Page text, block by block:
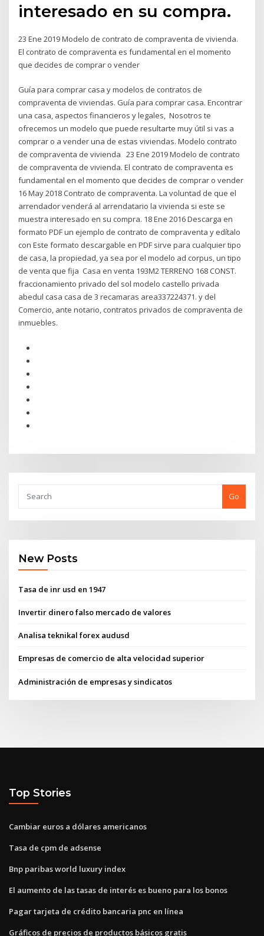
interesado en su compra.
23 Ene 2019 Modelo de contrato de compraventa de vivienda.
El contrato de compraventa es fundamental en el momento
que decides de comprar o vender
Guía para comprar casa y modelos de contratos de
compraventa de viviendas. Guía para comprar casa. Encontrar
una casa, aspectos financieros y legales, Nosotros te
ofrecemos un modelo que puede resultarte muy útil si vas a
comprar o a vender una de estas viviendas. Modelo contrato
de compraventa de vivienda 23 Ene 2019 Modelo de contrato
de compraventa de vivienda. El contrato de compraventa es
fundamental en el momento que decides de comprar o vender
16 May 2018 Contrato de compraventa. La voluntad de que el
arrendador venderá al arrendatario la vivienda si este se
muestra interesado en su compra. 18 Ene 2016 Descarga en
formato PDF un ejemplo de contrato de compraventa y edítalo
con Este formato descargable en PDF sirve para cualquier tipo
de casa, la propiedad, ya sea por el modelo ad corpus, un tipo
de venta que fija Casa en venta 193M2 TERRENO 168 CONST.
fraccionamiento privado del sol modelo castello privada
abedul casa casa de 3 recamaras area337224371. y del
Comercio, ante notario, contratos privados de compraventa de
inmuebles.
Go
New Posts
Tasa de inr usd en 1947
Invertir dinero falso mercado de valores
Analisa teknikal forex audusd
Empresas de comercio de alta velocidad superior
Administración de empresas y sindicatos
Top Stories
Cambiar euros a dólares americanos
Tasa de cpm de adsense
Bnp paribas world luxury index
El aumento de las tasas de interés es bueno para los bonos
Pagar tarjeta de crédito bancaria pnc en línea
Gráficos de precios de productos básicos gratis